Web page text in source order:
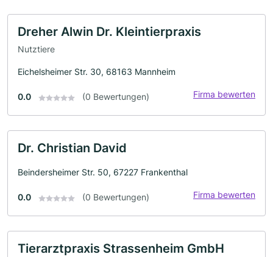
Dreher Alwin Dr. Kleintierpraxis
Nutztiere
Eichelsheimer Str. 30, 68163 Mannheim
0.0 (0 Bewertungen) Firma bewerten
Dr. Christian David
Beindersheimer Str. 50, 67227 Frankenthal
0.0 (0 Bewertungen) Firma bewerten
Tierarztpraxis Strassenheim GmbH